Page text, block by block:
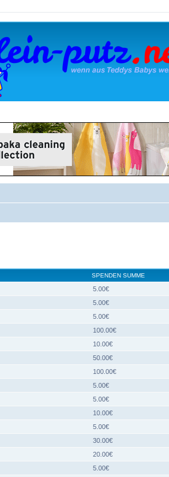
SPENDEN SUMME
5.00€
5.00€
5.00€
100.00€
10.00€
50.00€
100.00€
5.00€
5.00€
10.00€
5.00€
30.00€
20.00€
5.00€